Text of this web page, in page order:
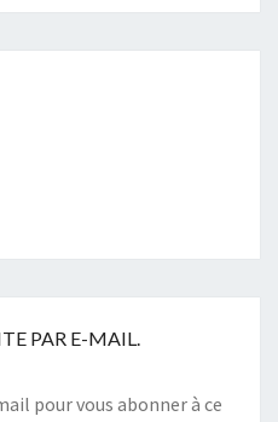
PAR E-MAIL.
pour vous abonner à ce